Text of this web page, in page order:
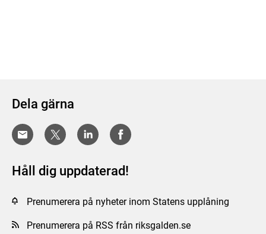
Dela gärna
Håll dig uppdaterad!
Prenumerera på nyheter inom Statens upplåning
Prenumerera på RSS från riksgalden.se